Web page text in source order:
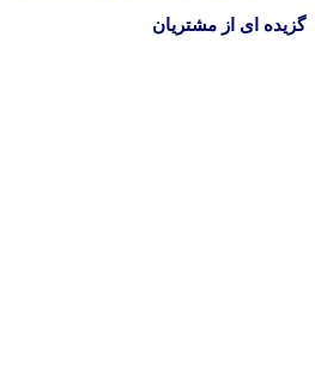
گزیده ای از مشتریان